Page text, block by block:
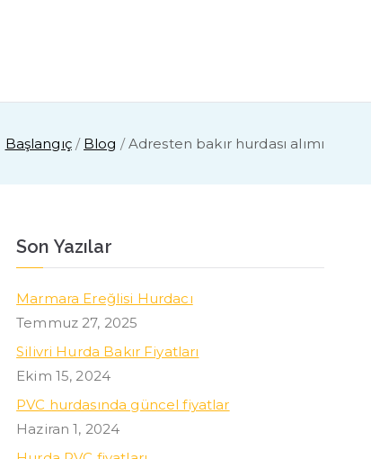
Başlangıç Blog Adresten bakır hurdası alımı
Son Yazılar
Marmara Ereğlisi Hurdacı
Temmuz 27, 2025
Silivri Hurda Bakır Fiyatları
Ekim 15, 2024
PVC hurdasında güncel fiyatlar
Haziran 1, 2024